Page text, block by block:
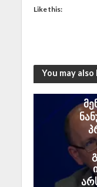
Like this:
You may also